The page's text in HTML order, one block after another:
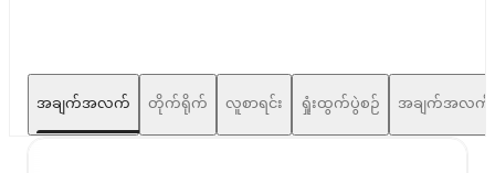
အချက်အလက် တိုက်ရိုက် လူစာရင်း ရှုံးထွက်ပွဲစဉ် အချက်အလက်